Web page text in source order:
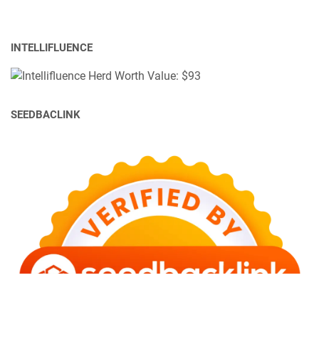
INTELLIFLUENCE
SEEDBACLINK